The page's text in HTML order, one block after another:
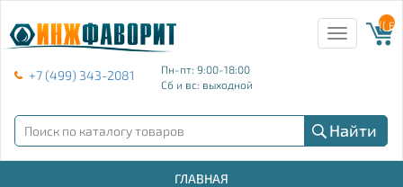
+7 (499) 343-2081
Пн-пт: 9:00-18:00
Сб и вс: выходной
Toggle
navigation
{{
Найти
ГЛАВНАЯ